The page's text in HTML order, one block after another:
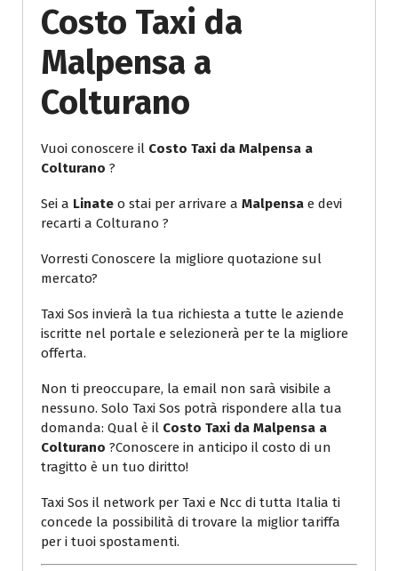
Costo Taxi da
Malpensa a
Colturano
Vuoi conoscere il Costo Taxi da Malpensa a
Colturano ?
Sei a Linate o stai per arrivare a Malpensa e devi
recarti a Colturano ?
Vorresti Conoscere la migliore quotazione sul
mercato?
Taxi Sos invierà la tua richiesta a tutte le aziende
iscritte nel portale e selezionerà per te la migliore
offerta.
Non ti preoccupare, la email non sarà visibile a
nessuno. Solo Taxi Sos potrà rispondere alla tua
domanda: Qual è il Costo Taxi da Malpensa a
Colturano ?Conoscere in anticipo il costo di un
tragitto è un tuo diritto!
Taxi Sos il network per Taxi e Ncc di tutta Italia ti
concede la possibilità di trovare la miglior tariffa
per i tuoi spostamenti.